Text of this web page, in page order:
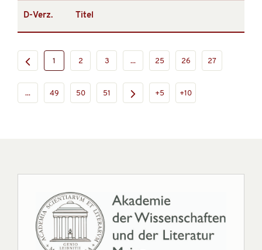
D-Verz. Titel
1 2 3 ... 25 26 27
... 49 50 51 +5 +10